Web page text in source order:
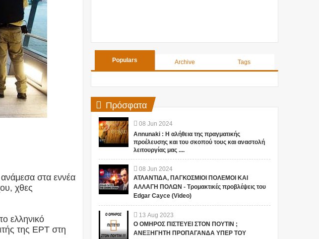
στα εννέα
χθες
ελληνικό
της ΕΡΤ στη
Populars Archive Tags
Πρόσφατα
08 Jun 2024
Annunaki : Η αλήθεια της πραγματικής
προέλευσης και του σκοπού τους και αναστολή
λειτουργίας μας ....
08 Jun 2024
ΑΤΛΑΝΤΙΔΑ, ΠΑΓΚΟΣΜΙΟΙ ΠΟΛΕΜΟΙ ΚΑΙ
ΑΛΛΑΓΗ ΠΟΛΩΝ - Τρομακτικές προβλέψεις του
Edgar Cayce (Video)
13 Aug 2023
Ο ΟΜΗΡΟΣ ΠΙΣΤΕΥΕΙ ΣΤΟΝ ΠΟΥΤΙΝ ;
ΑΝΕΞΗΓΗΤΗ ΠΡΟΠΑΓΑΝΔΑ ΥΠΕΡ ΤΟΥ